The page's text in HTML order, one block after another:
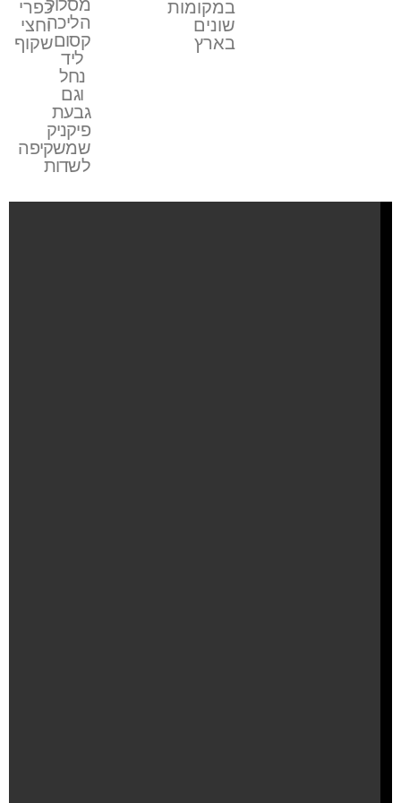
במקומות
שונים
בארץ
מסלול
הליכה
קסום
ליד
נחל
וגם
גבעת
פיקניק
שמשקיפה
לשדות
כפרי
וחצי
שקוף